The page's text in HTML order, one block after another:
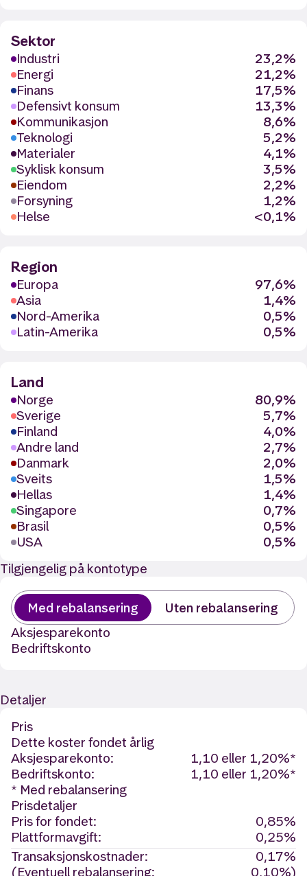
Sektor
Industri
23,2%
Energi
21,2%
Finans
17,5%
Defensivt konsum
13,3%
Kommunikasjon
8,6%
Teknologi
5,2%
Materialer
4,1%
Syklisk konsum
3,5%
Eiendom
2,2%
Forsyning
1,2%
Helse
<0,1%
Region
Europa
97,6%
Asia
1,4%
Nord-Amerika
0,5%
Latin-Amerika
0,5%
Land
Norge
80,9%
Sverige
5,7%
Finland
4,0%
Andre land
2,7%
Danmark
2,0%
Sveits
1,5%
Hellas
1,4%
Singapore
0,7%
Brasil
0,5%
USA
0,5%
Tilgjengelig på kontotype
Med rebalansering
Uten rebalansering
Aksjesparekonto
Bedriftskonto
Detaljer
Pris
Dette koster fondet årlig
Aksjesparekonto:
1,10 eller 1,20%*
Bedriftskonto:
1,10 eller 1,20%*
* Med rebalansering
Prisdetaljer
Pris for fondet:
0,85%
Plattformavgift:
0,25%
Transaksjonskostnader:
0,17%
(Eventuell rebalansering:
0,10%)